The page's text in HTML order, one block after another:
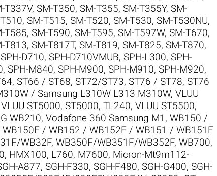
T337V, SM-T350, SM-T355, SM-T355Y, SM-
, SM-T515, SM-T520, SM-T530, SM-T530NU,
T585, SM-T590, SM-T595, SM-T597W, SM-T670,
T813, SM-T817T, SM-T819, SM-T825, SM-T870,
SPH-D710, SPH-D710VMUB, SPH-L300, SPH-
, SPH-M840, SPH-M900, SPH-M910, SPH-M920,
, ST66 / ST68, ST72/ST73, ST76 / ST78, ST76
/ Samsung L310W L313 M310W, VLUU
VLUU ST5000, ST5000, TL240, VLUU ST5500,
WB210, Vodafone 360 Samsung M1 , WB150 /
/ WB152 / WB152F / WB151 / WB151F
WB32F, WB350F/WB351F/WB352F, WB700,
, HMX100, L760, M7600, Micron-Mt9m112-
A877, SGH-F330, SGH-F480, SGH-G400, SGH-